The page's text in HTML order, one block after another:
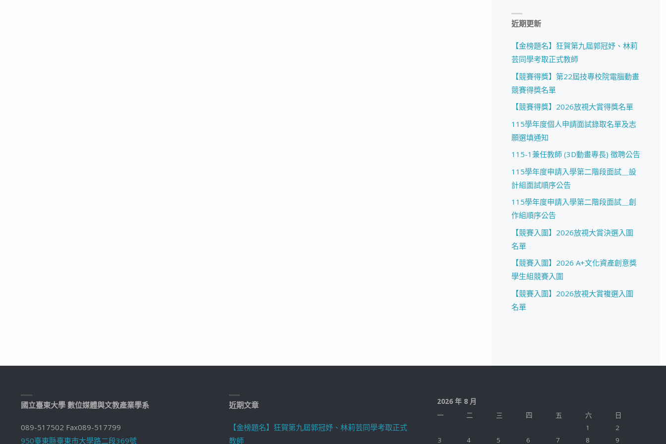
近期更新
【金榜題名】狂賀第九屆郭冠妤、林莉
芸同學考取正式教師
【競賽得獎】第22屆技專校院電腦動畫
競賽得獎名單
【競賽得獎】2026放視大賞得獎名單
115學年度個人申請面試錄取名單及志
願選填通知
115-1兼任教師 (3D動畫專長) 徵聘公告
115學年度申請入學第二階段面試＿設
計組面試順序公告
115學年度申請入學第二階段面試＿創
作組順序公告
【競賽入圍】2026放視大賞決選入圍
名單
【競賽入圍】2026 A+文化資產創意獎
學生組競賽入圍
【競賽入圍】2026放視大賞複選入圍
名單
國立臺東大學 數位媒體與文教產業學系
089-517502 Fax089-517799
950臺東縣臺東市大學路二段369號
近期文章
【金榜題名】狂賀第九屆郭冠妤、林莉芸同學考取正式
教師
2026 年 8 月
一
二 三 四 五 六
日
1
2
3
4 5 6 7 8 9